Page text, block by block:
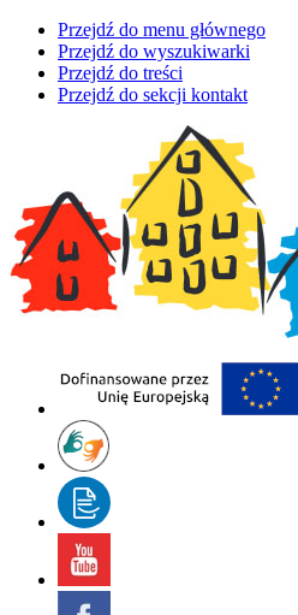
Przejdź do menu głównego
Przejdź do wyszukiwarki
Przejdź do treści
Przejdź do sekcji kontakt